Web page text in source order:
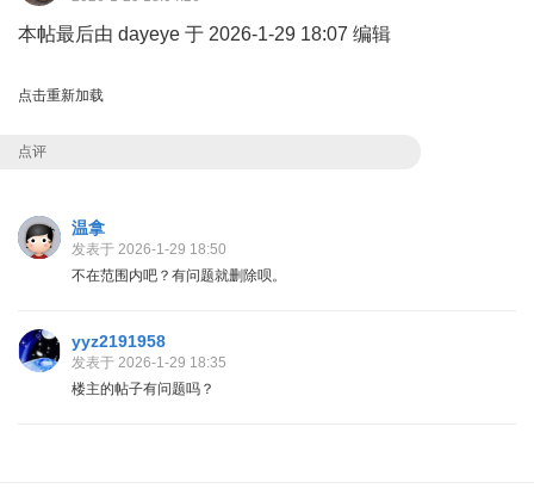
本帖最后由 dayeye 于 2026-1-29 18:07 编辑
点击重新加载
点评
温拿
发表于 2026-1-29 18:50
不在范围内吧？有问题就删除呗。
yyz2191958
发表于 2026-1-29 18:35
楼主的帖子有问题吗？